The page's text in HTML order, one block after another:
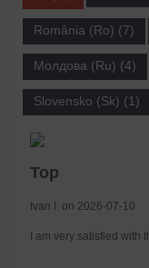
România (Ro) (7)
Молдова (Ru) (4)
Slovensko (Sk) (1)
Top
Ivan I. on 2026-07-10
I am very satisfied with